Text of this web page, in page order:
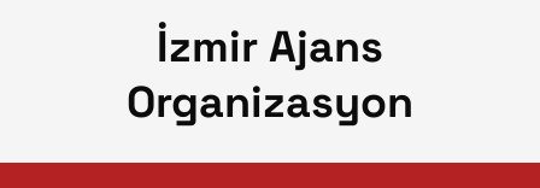
İzmir Ajans
Organizasyon